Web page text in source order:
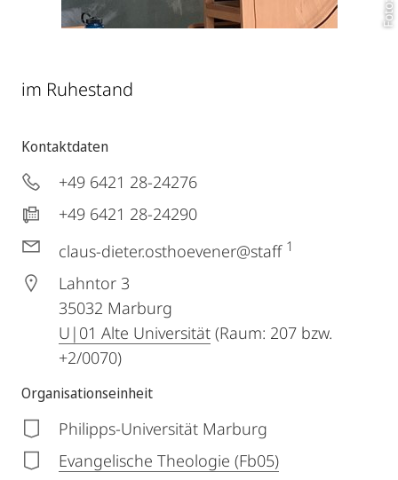
im Ruhestand
Kontaktdaten
+49 6421 28-24276
+49 6421 28-24290
claus-dieter.osthoevener@staff 1
Lahntor 3
35032 Marburg
U|01 Alte Universität (Raum: 207 bzw.
+2/0070)
Organisationseinheit
Philipps-Universität Marburg
Evangelische Theologie (Fb05)